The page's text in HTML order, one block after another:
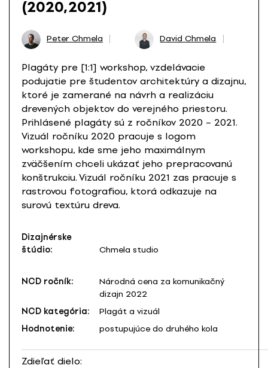
(2020,2021)
Peter Chmela David Chmela
Plagáty pre [1:1] workshop, vzdelávacie
podujatie pre študentov architektúry a dizajnu,
ktoré je zamerané na návrh a realizáciu
drevených objektov do verejného priestoru.
Prihlásené plagáty sú z ročníkov 2020 – 2021.
Vizuál ročníku 2020 pracuje s logom
workshopu, kde sme jeho maximálnym
zväčšením chceli ukázať jeho prepracovanú
konštrukciu. Vizuál ročníku 2021 zas pracuje s
rastrovou fotografiou, ktorá odkazuje na
surovú textúru dreva.
Dizajnérske
štúdio:
Chmela studio
NCD ročník:
Národná cena za komunikačný
dizajn 2022
NCD kategória:
Plagát a vizuál
Hodnotenie:
postupujúce do druhého kola
Zdieľať dielo: